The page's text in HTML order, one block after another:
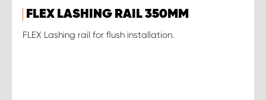
FLEX LASHING RAIL 350MM
FLEX Lashing rail for flush installation.